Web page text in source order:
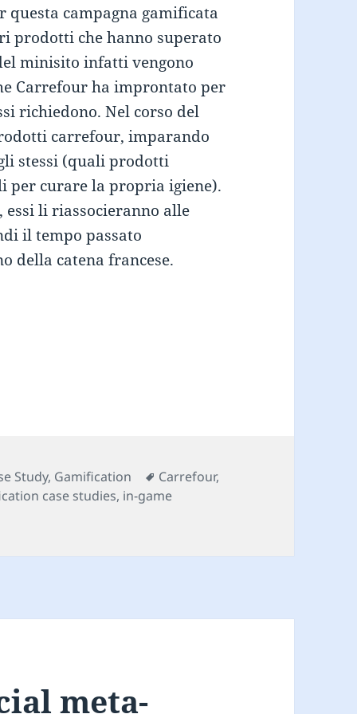
questa campagna gamificata
prodotti che hanno superato
minisito infatti vengono
Carrefour ha improntato per
richiedono. Nel corso del
carrefour, imparando
stessi (quali prodotti
per curare la propria igiene).
li riassocieranno alle
il tempo passato
della catena francese.
Study, Gamification Tag
Carrefour,
case studies, in-game
meta-